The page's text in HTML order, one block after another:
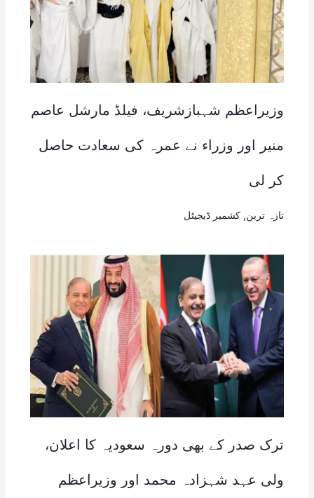
وزیراعظم شہبازشریف، فیلڈ مارشل عاصم
منیر اور وزراء نے عمرہ کی سعادت حاصل
کر لی
تازہ ترین کشمیر ڈیجیٹل
ترک صدر کے بھی دورہ سعودیہ کا اعلان،
ولی عہد شہزادہ محمد اور وزیراعظم